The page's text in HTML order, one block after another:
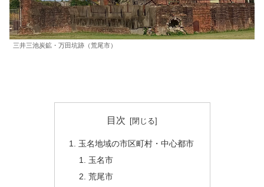
三井三池炭鉱・万田坑跡（荒尾市）
目次
玉名地域の市区町村・中心都市
玉名市
荒尾市